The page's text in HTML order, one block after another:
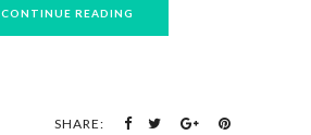
CONTINUE READING
SHARE: